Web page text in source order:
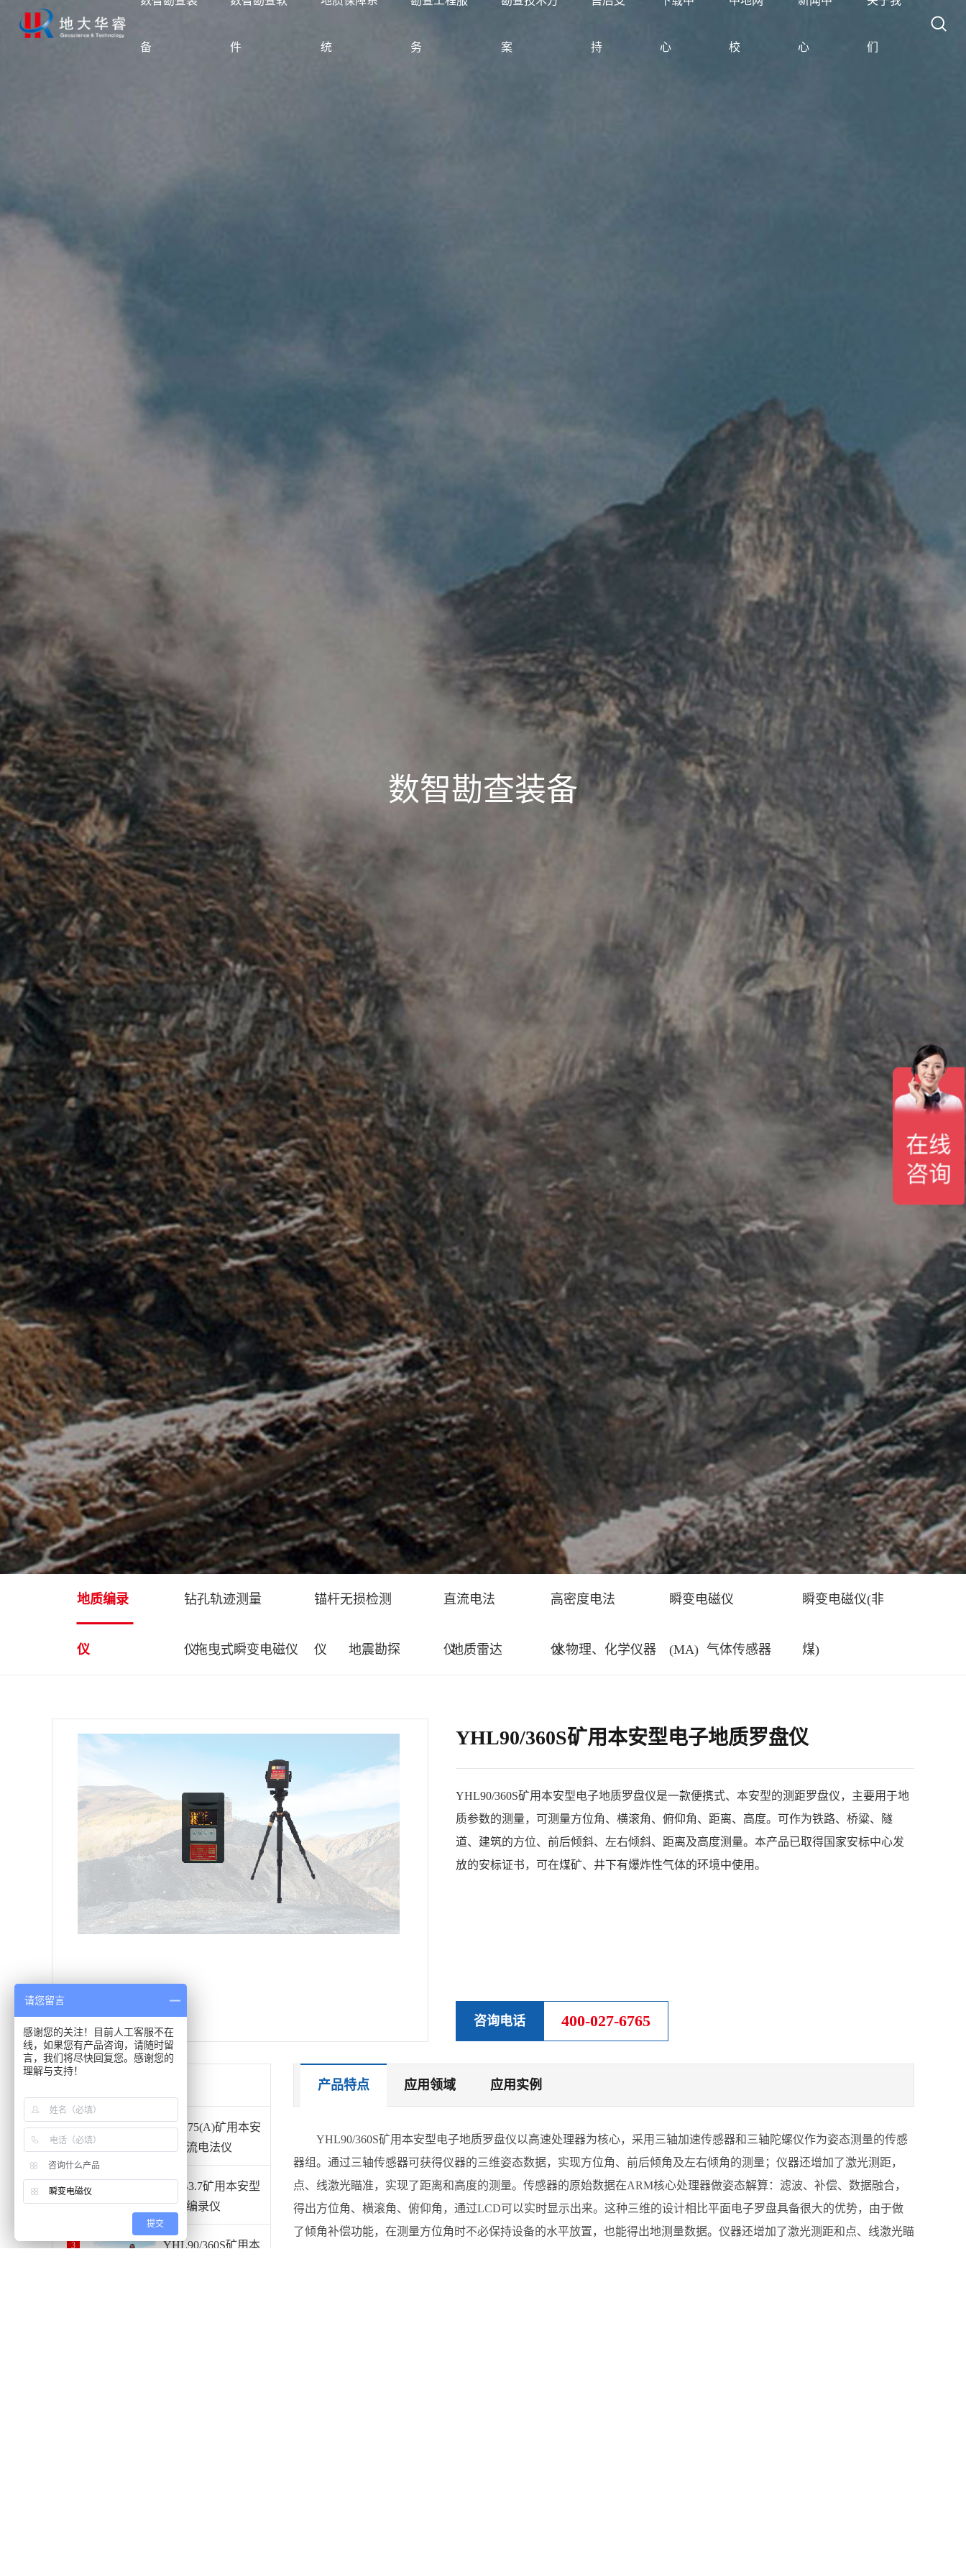
备 件 统 务 案 持 心 校 心 们
数智勘查装备
地质编录
仪
钻孔轨迹测量
仪
锚杆无损检测
仪
直流电法
仪
高密度电法
仪
瞬变电磁仪
(MA)
瞬变电磁仪(非
煤)
拖曳式瞬变电磁仪 地震勘探 地质雷达 水物理、化学仪器 气体传感器
YHL90/360S矿用本安型电子地质罗盘仪
YHL90/360S矿用本安型电子地质罗盘仪是一款便携式、本安型的测距罗盘仪，主要用于地
质参数的测量，可测量方位角、横滚角、俯仰角、距离、高度。可作为铁路、桥粱、隧
道、建筑的方位、前后倾斜、左右倾斜、距离及高度测量。本产品已取得国家安标中心发
放的安标证书，可在煤矿、井下有爆炸性气体的环境中使用。
咨询电话 400-027-6765
1
YDZ75(A)矿用本安
型直流电法仪
2
YHB3.7矿用本安型
地质编录仪
3
YHL90/360S矿用本
产品特点 应用领域 应用实例
YHL90/360S矿用本安型电子地质罗盘仪以高速处理器为核心，采用三轴加速传感器和三轴陀螺仪作为姿态测量的传感
器组。通过三轴传感器可获得仪器的三维姿态数据，实现方位角、前后倾角及左右倾角的测量；仪器还增加了激光测距，
点、线激光瞄准，实现了距离和高度的测量。传感器的原始数据在ARM核心处理器做姿态解算：滤波、补偿、数据融合，
得出方位角、横滚角、俯仰角，通过LCD可以实时显示出来。这种三维的设计相比平面电子罗盘具备很大的优势，由于做
了倾角补偿功能，在测量方位角时不必保持设备的水平放置，也能得出地测量数据。仪器还增加了激光测距和点、线激光瞄
请您留言
感谢您的关注！目前人工客服不在
线，如果您有产品咨询，请随时留
言，我们将尽快回复您。感谢您的
理解与支持！
咨询什么产品
瞬变电磁仪
提交